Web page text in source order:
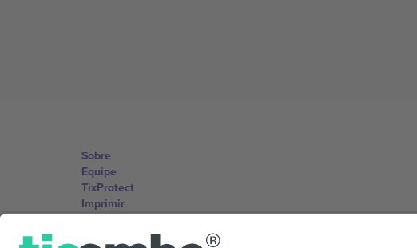
Sobre
Equipe
TixProtect
Imprimir
Termos e Condições
Programa de afiliados